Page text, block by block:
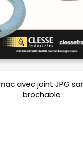
avec joint JPG
brochable